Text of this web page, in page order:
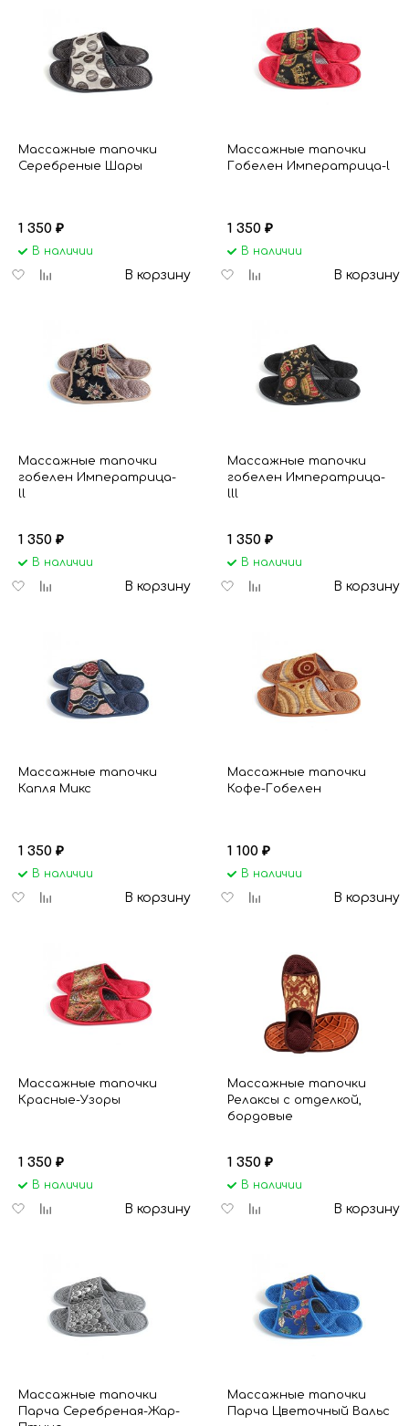
60
90
Массажные тапочки
Серебреные Шары
1 350 ₽
В наличии
Добавить
Добавить
В корзину
Массажные тапочки
Гобелен Императрица-l
1 350 ₽
В наличии
Добавить
Добавить
В корзину
Массажные тапочки
гобелен Императрица-
ll
1 350 ₽
В наличии
Добавить
Добавить
В корзину
Массажные тапочки
гобелен Императрица-
lll
1 350 ₽
В наличии
Добавить
Добавить
В корзину
Массажные тапочки
Капля Микс
1 350 ₽
В наличии
Добавить
Добавить
В корзину
Массажные тапочки
Кофе-Гобелен
1 100 ₽
В наличии
Добавить
Добавить
В корзину
Массажные тапочки
Красные-Узоры
1 350 ₽
В наличии
Добавить
Добавить
В корзину
Массажные тапочки
Релаксы с отделкой,
бордовые
1 350 ₽
В наличии
Добавить
Добавить
В корзину
Массажные тапочки
Парча Серебреная-Жар-
Массажные тапочки
Парча Цветочный Вальс